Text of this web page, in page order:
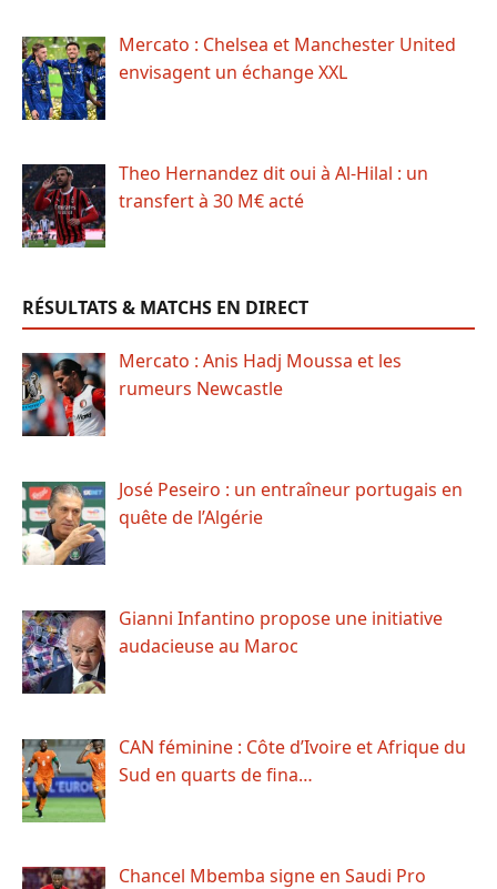
Mercato : Chelsea et Manchester United
envisagent un échange XXL
Theo Hernandez dit oui à Al-Hilal : un
transfert à 30 M€ acté
RÉSULTATS & MATCHS EN DIRECT
Mercato : Anis Hadj Moussa et les
rumeurs Newcastle
José Peseiro : un entraîneur portugais en
quête de l’Algérie
Gianni Infantino propose une initiative
audacieuse au Maroc
CAN féminine : Côte d’Ivoire et Afrique du
Sud en quarts de fina…
Chancel Mbemba signe en Saudi Pro